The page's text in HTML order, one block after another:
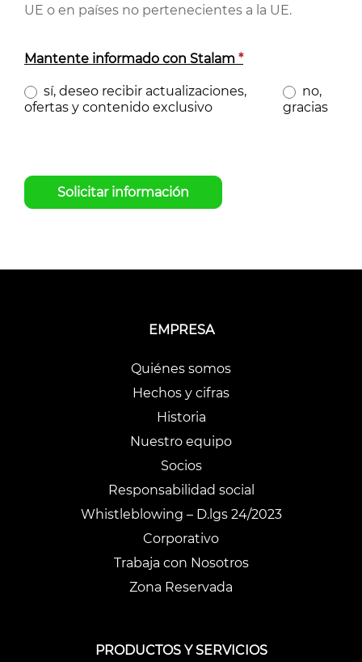
UE o en países no pertenecientes a la UE.
Mantente informado con Stalam *
sí, deseo recibir actualizaciones,
ofertas y contenido exclusivo
no,
gracias
Solicitar información
EMPRESA
Quiénes somos
Hechos y cifras
Historia
Nuestro equipo
Socios
Responsabilidad social
Whistleblowing – D.lgs 24/2023
Corporativo
Trabaja con Nosotros
Zona Reservada
PRODUCTOS Y SERVICIOS